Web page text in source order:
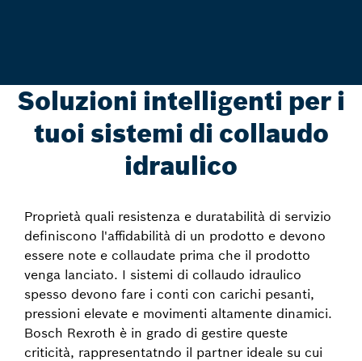
Soluzioni intelligenti per i
tuoi sistemi di collaudo
idraulico
Proprietà quali resistenza e duratabilità di servizio
definiscono l'affidabilità di un prodotto e devono
essere note e collaudate prima che il prodotto
venga lanciato. I sistemi di collaudo idraulico
spesso devono fare i conti con carichi pesanti,
pressioni elevate e movimenti altamente dinamici.
Bosch Rexroth è in grado di gestire queste
criticità, rappresentatndo il partner ideale su cui